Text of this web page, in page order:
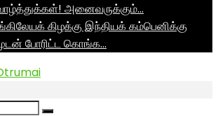
அனைவருக்கும்…
கிழக்கு இந்தியக் கம்பெனிக்கு
போரிட்ட கொங்க…